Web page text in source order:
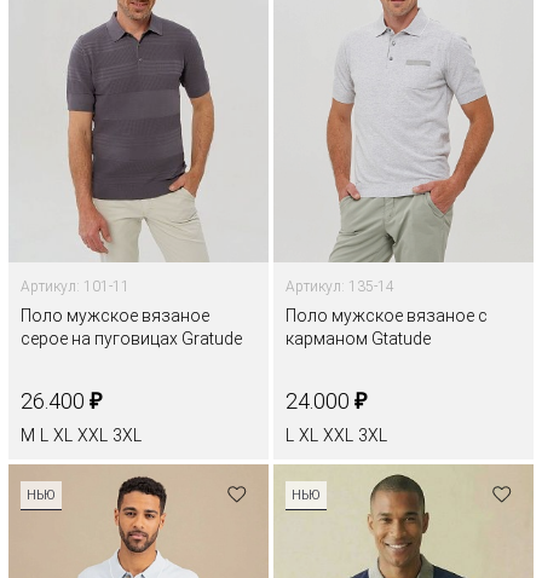
Артикул: 101-11
Поло мужское вязаное
серое на пуговицах Gratude
26.400 ₽
M XL XXL 3XL
Артикул: 135-14
Поло мужское вязаное с
карманом Gtatude
24.000 ₽
XL XXL 3XL
НЬЮ НЬЮ